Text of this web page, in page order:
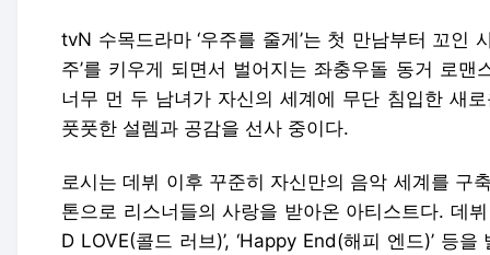
tvN 수목드라마 ‘우주를 줄게’는 첫 만남부터 꼬인
주’를 키우게 되면서 벌어지는 좌충우돌 동거 로
너무 먼 두 남녀가 자신의 세계에 무단 침입한 새로
풋풋한 설렘과 공감을 선사 중이다.
로시는 데뷔 이후 꾸준히 자신만의 음악 세계를 구
톤으로 리스너들의 사랑을 받아온 아티스트다. 데뷔
D LOVE(콜드 러브)’, ‘Happy End(해피 엔드)’ 등을